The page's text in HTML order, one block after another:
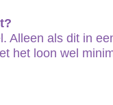
Alleen als dit in
het loon wel